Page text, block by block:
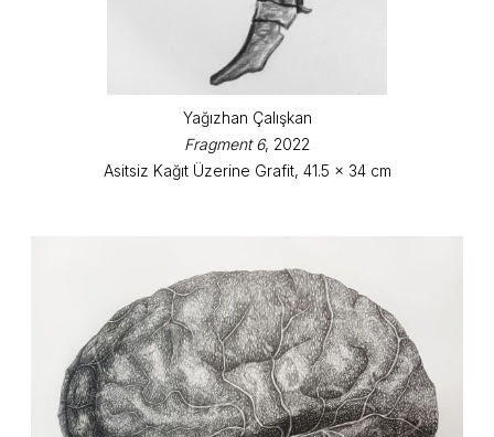
Yağızhan Çalışkan
Fragment 6, 2022
Asitsiz Kağıt Üzerine Grafit, 41.5 x 34 cm